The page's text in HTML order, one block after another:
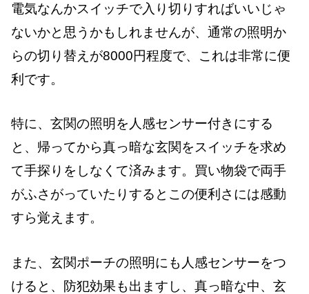
電気なんかスイッチで入り切りすればいいじゃ
ないかと思うかもしれませんが、通常の照明か
らの切り替えが8000円程度で、これは非常に便
利です。
特に、玄関の照明を人感センサー付きにする
と、帰ってから真っ暗な玄関をスイッチを求め
て手探りをしなくて済みます。買い物袋で両手
がふさがっていたりするとこの便利さには感動
すら覚えます。
また、玄関ポーチの照明にも人感センサーをつ
けると、防犯効果も出ますし、真っ暗な中、玄